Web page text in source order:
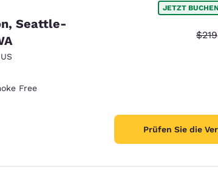
Seattle-
US
Free
JETZT
$219
Prüfen Sie die